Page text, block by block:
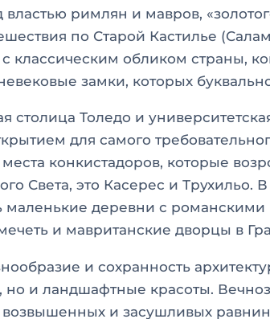
римлян и мавров,
по Старой Кастилье
классическим обликом страны,
замки, которых
столица Толедо и
для самого
места конкистадоров, которые
Света, это Касерес и
маленькие деревни с
и мавританские дворцы в
и сохранность
но и ландшафтные красоты.
возвышенных и засушливых